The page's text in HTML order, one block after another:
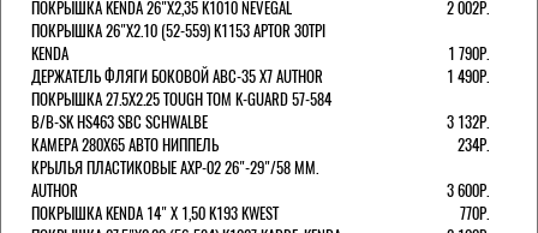
ПОКРЫШКА KENDA 26"Х2,35 K1010 NEVEGAL
2 002Р.
ПОКРЫШКА 26"Х2.10 (52-559) K1153 APTOR 30TPI
KENDA
1 790Р.
ДЕРЖАТЕЛЬ ФЛЯГИ БОКОВОЙ ABC-35 X7 AUTHOR
1 490Р.
ПОКРЫШКА 27.5X2.25 TOUGH TOM K-GUARD 57-584
B/B-SK HS463 SBC SCHWALBE
3 132Р.
КАМЕРА 280Х65 АВТО НИППЕЛЬ
234Р.
КРЫЛЬЯ ПЛАСТИКОВЫЕ AXP-02 26"-29"/58 ММ.
AUTHOR
3 600Р.
ПОКРЫШКА KENDA 14" Х 1,50 K193 KWEST
770Р.